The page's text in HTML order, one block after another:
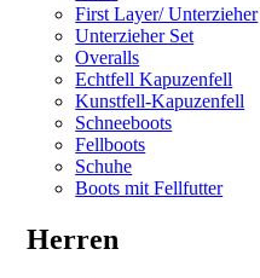
First Layer/ Unterzieher
Unterzieher Set
Overalls
Echtfell Kapuzenfell
Kunstfell-Kapuzenfell
Schneeboots
Fellboots
Schuhe
Boots mit Fellfutter
Herren